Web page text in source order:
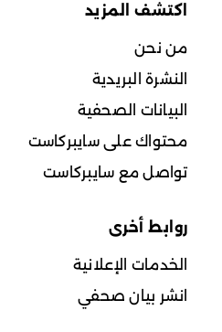
اكتشف المزيد
من نحن
النشرة البريدية
البيانات الصحفية
محتواك على سايبركاست
تواصل مع سايبركاست
روابط أخرى
الخدمات الإعلانية
انشر بيان صحفي